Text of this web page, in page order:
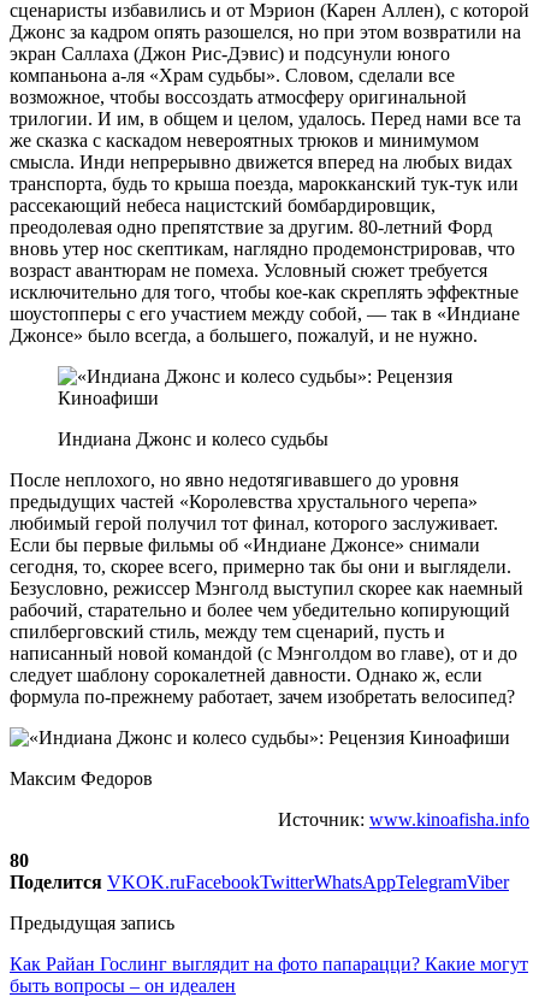
сценаристы избавились и от Мэрион (Карен Аллен), с которой
Джонс за кадром опять разошелся, но при этом возвратили на
экран Саллаха (Джон Рис-Дэвис) и подсунули юного
компаньона а-ля «Храм судьбы». Словом, сделали все
возможное, чтобы воссоздать атмосферу оригинальной
трилогии. И им, в общем и целом, удалось. Перед нами все та
же сказка с каскадом невероятных трюков и минимумом
смысла. Инди непрерывно движется вперед на любых видах
транспорта, будь то крыша поезда, марокканский тук-тук или
рассекающий небеса нацистский бомбардировщик,
преодолевая одно препятствие за другим. 80-летний Форд
вновь утер нос скептикам, наглядно продемонстрировав, что
возраст авантюрам не помеха. Условный сюжет требуется
исключительно для того, чтобы кое-как скреплять эффектные
шоустопперы с его участием между собой, — так в «Индиане
Джонсе» было всегда, а большего, пожалуй, и не нужно.
Индиана Джонс и колесо судьбы
После неплохого, но явно недотягивавшего до уровня
предыдущих частей «Королевства хрустального черепа»
любимый герой получил тот финал, которого заслуживает.
Если бы первые фильмы об «Индиане Джонсе» снимали
сегодня, то, скорее всего, примерно так бы они и выглядели.
Безусловно, режиссер Мэнголд выступил скорее как наемный
рабочий, старательно и более чем убедительно копирующий
спилберговский стиль, между тем сценарий, пусть и
написанный новой командой (с Мэнголдом во главе), от и до
следует шаблону сорокалетней давности. Однако ж, если
формула по-прежнему работает, зачем изобретать велосипед?
Максим Федоров
Источник: www.kinoafisha.info
80
Поделится VKOK.ruFacebookTwitterWhatsAppTelegramViber
Предыдущая запись
Как Райан Гослинг выглядит на фото папарацци? Какие могут
быть вопросы – он идеален